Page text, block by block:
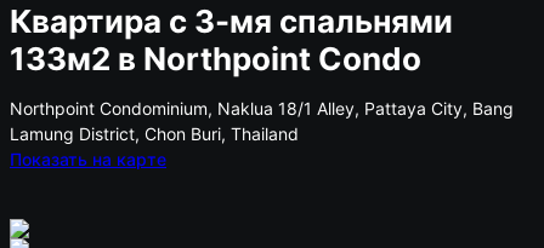
Квартира с 3-мя спальнями
133м2 в Northpoint Condo
Northpoint Condominium, Naklua 18/1 Alley, Pattaya City, Bang
Lamung District, Chon Buri, Thailand
Показать на карте